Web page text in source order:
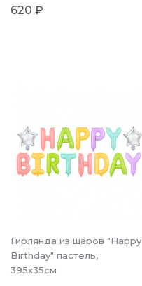
620 ₽
Гирлянда из шаров "Happy
Birthday" пастель,
395x35см